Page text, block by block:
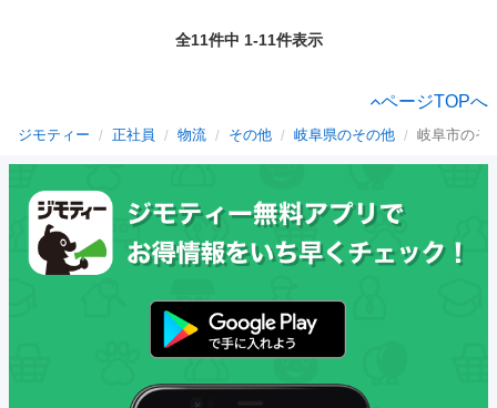
全11件中 1-11件表示
ページTOPへ
ジモティー 正社員 物流 その他 岐阜県のその他 岐阜市のそ